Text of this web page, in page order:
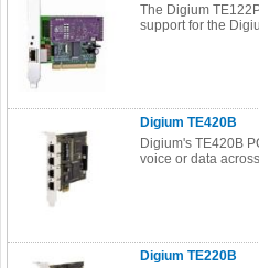
The Digium
support for the
Digium TE420B
Digium's TE420B
voice or data
Digium TE220B